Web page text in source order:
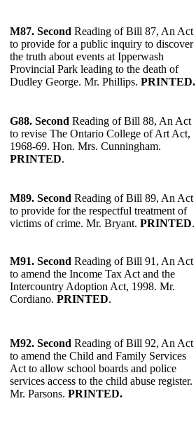
M87. Second Reading of Bill 87, An Act
to provide for a public inquiry to discover
the truth about events at Ipperwash
Provincial Park leading to the death of
Dudley George. Mr. Phillips. PRINTED.
G88. Second Reading of Bill 88, An Act
to revise The Ontario College of Art Act,
1968-69. Hon. Mrs. Cunningham.
PRINTED.
M89. Second Reading of Bill 89, An Act
to provide for the respectful treatment of
victims of crime. Mr. Bryant. PRINTED.
M91. Second Reading of Bill 91, An Act
to amend the Income Tax Act and the
Intercountry Adoption Act, 1998. Mr.
Cordiano. PRINTED.
M92. Second Reading of Bill 92, An Act
to amend the Child and Family Services
Act to allow school boards and police
services access to the child abuse register.
Mr. Parsons. PRINTED.